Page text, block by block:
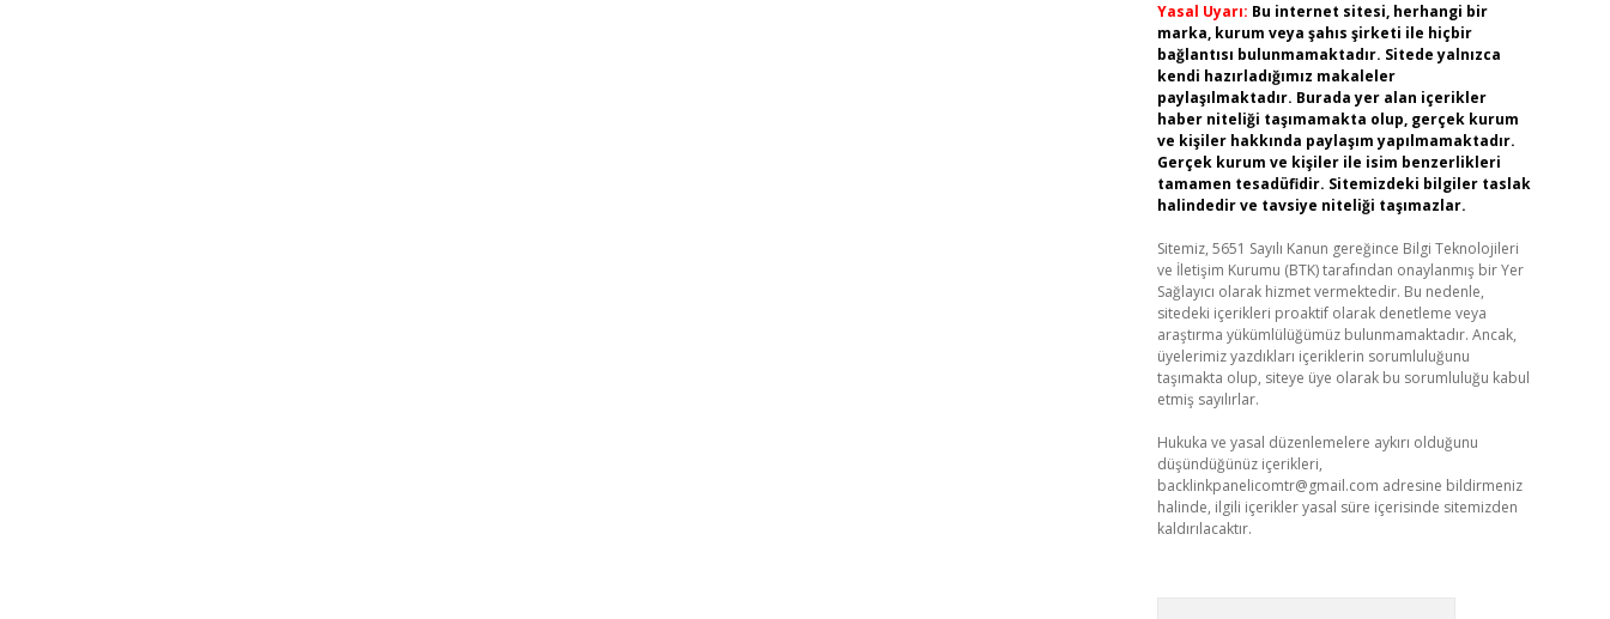
Yasal Uyarı: Bu internet sitesi, herhangi bir
marka, kurum veya şahıs şirketi ile hiçbir
bağlantısı bulunmamaktadır. Sitede yalnızca
kendi hazırladığımız makaleler
paylaşılmaktadır. Burada yer alan içerikler
haber niteliği taşımamakta olup, gerçek kurum
ve kişiler hakkında paylaşım yapılmamaktadır.
Gerçek kurum ve kişiler ile isim benzerlikleri
tamamen tesadüfidir. Sitemizdeki bilgiler taslak
halindedir ve tavsiye niteliği taşımazlar.
Sitemiz, 5651 Sayılı Kanun gereğince Bilgi Teknolojileri
ve İletişim Kurumu (BTK) tarafından onaylanmış bir Yer
Sağlayıcı olarak hizmet vermektedir. Bu nedenle,
sitedeki içerikleri proaktif olarak denetleme veya
araştırma yükümlülüğümüz bulunmamaktadır. Ancak,
üyelerimiz yazdıkları içeriklerin sorumluluğunu
taşımakta olup, siteye üye olarak bu sorumluluğu kabul
etmiş sayılırlar.
Hukuka ve yasal düzenlemelere aykırı olduğunu
düşündüğünüz içerikleri,
backlinkpanelicomtr@gmail.com adresine bildirmeniz
halinde, ilgili içerikler yasal süre içerisinde sitemizden
kaldırılacaktır.